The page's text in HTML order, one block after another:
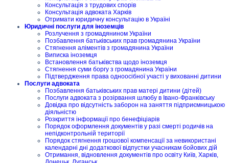
Консультація з трудових спорів
Консультація адвоката Харків
Отримати юридичну консультацію в Україні
Юридичні послуги для іноземців
Розлучення з громадянином України
Позбавлення батьківських прав громадянина України
Стягнення аліментів з громадянина України
Виписка іноземця
Встановлення батьківства щодо іноземця
Стягнення суми боргу з громадянина України
Підтвердження права одноосібної участі у вихованні дитини
Послуги адвоката
Позбавлення батьківських прав матері дитини (дітей)
Послуги адвоката з розірвання шлюбу в Івано-Франківську
Довідка про відсутність заборон на заняття підприємницькою
діяльністю
Розкриття інформації про бенефіціарів
Порядок оформлення документів у разі смерті родичів на
непідконтрольній території
Порядок стягнення грошової компенсації за невикористані
календарні дні додаткової відпустки учасникам бойових дій
Отримання, відновлення документів про освіту Київ, Харків,